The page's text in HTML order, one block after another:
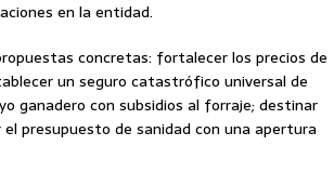
en la entidad.
concretas: fortalecer los precios de
un seguro catastrófico universal de
ganadero con subsidios al forraje; destinar
presupuesto de sanidad con una apertura